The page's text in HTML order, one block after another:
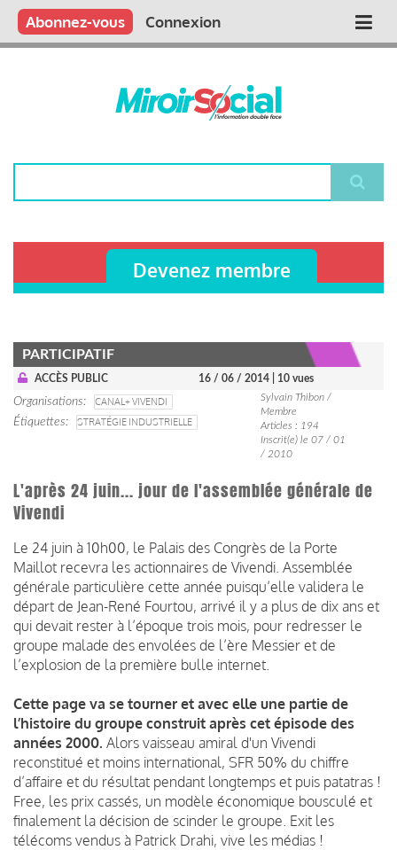
Aller
contenu
Main
Qui sommes nous ?
Vous publiez
Nous publions
Contactez-nous
Abonnez-vous Connexion
Devenez membre
PARTICIPATIF
ACCÈS PUBLIC 16 / 06 / 2014 | 10 vues
Organisations
CANAL+ VIVENDI
Étiquettes
STRATÉGIE INDUSTRIELLE
Sylvain Thibon /
Membre
Articles : 194
Inscrit(e) le 07 / 01
/ 2010
L'après 24 juin... jour de l'assemblée générale de
Vivendi
Le 24 juin à 10h00, le Palais des Congrès de la Porte
Maillot recevra les actionnaires de Vivendi. Assemblée
générale particulière cette année puisqu’elle validera le
départ de Jean-René Fourtou, arrivé il y a plus de dix ans et
qui devait rester à l’époque trois mois, pour redresser le
groupe malade des envolées de l’ère Messier et de
l’explosion de la première bulle internet.
Cette page va se tourner et avec elle une partie de
l’histoire du groupe construit après cet épisode des
années 2000. Alors vaisseau amiral d'un Vivendi
reconstitué et moins international, SFR 50% du chiffre
d’affaire et du résultat pendant longtemps et puis patatras !
Free, les prix cassés, un modèle économique bousculé et
finalement la décision de scinder le groupe. Exit les
télécoms vendus à Patrick Drahi, vive les médias !